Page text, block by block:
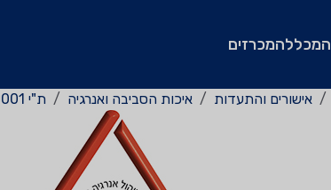
המכללהמכרזים
אישורים והתעדות איכות הסביבה ואנרגיה ת"י 50001 ISO מערכת ניהול אנרגיה